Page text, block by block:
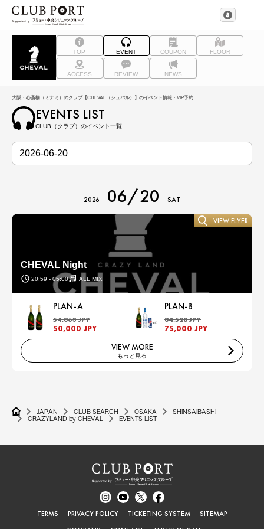
TOP EVENT COUPON FLOOR
ACCESS REVIEW NEWS
大阪・心斎橋（ミナミ）のクラブ【CHEVAL（シュバル）】のイベント情報・VIP予約
EVENTS LIST
CLUB（クラブ）のイベント一覧
2026 06/20 SAT
CHEVAL Night
20:59 - 05:00 ALL MIX
VIEW FLYER
PLAN-A
54,863 JPY
50,000 JPY
PLAN-B
84,528 JPY
75,000 JPY
VIEW MORE
もっと見る
JAPAN CLUB SEARCH OSAKA
SHINSAIBASHI
CRAZYLAND by CHEVAL
EVENTS LIST
TERMS PRIVACY POLICY TICKETING SYSTEM
SITEMAP